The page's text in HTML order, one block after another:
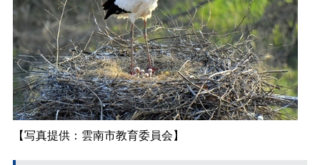
【写真提供：雲南市教育委員会】